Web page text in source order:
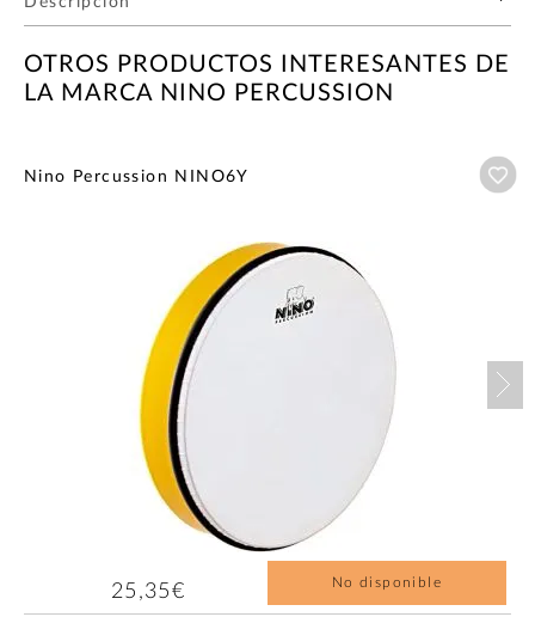
OTROS PRODUCTOS INTERESANTES DE
LA MARCA NINO PERCUSSION
Nino Percussion NINO6Y
25,35€ No disponible